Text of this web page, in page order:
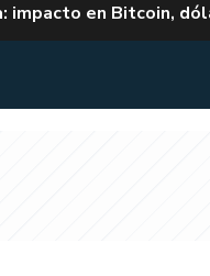
en Bitcoin,